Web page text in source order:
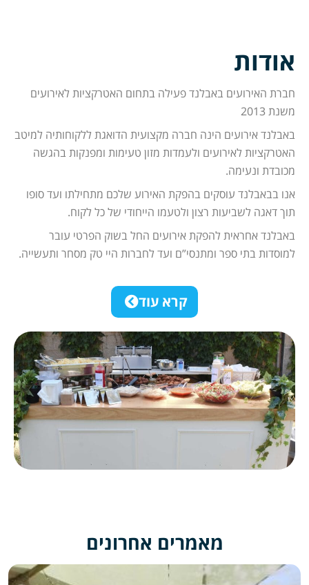
באבלנד פעילה בתחום האטרקציות לאירועים
אירועים הינה חברה מקצועית הדואגת ללקוחותיה למיטב
לאירועים ולעמדות מזון טעימות ומפנקות בהגשה
ונעימה.
עוסקים בהפקת האירוע שלכם מתחילתו ועד סופו
לשביעות רצון ולטעמו הייחודי של כל לקוח.
אחראית להפקת אירועים החל בשוק הפרטי עובר
בתי ספר ומתנסי”ם ועד לחברות היי טק מסחר ותעשייה.
קרא עוד
מאמרים אחרונים